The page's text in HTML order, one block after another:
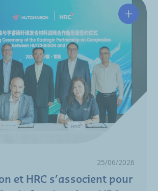
25/06/2026
et HRC s’associent pour